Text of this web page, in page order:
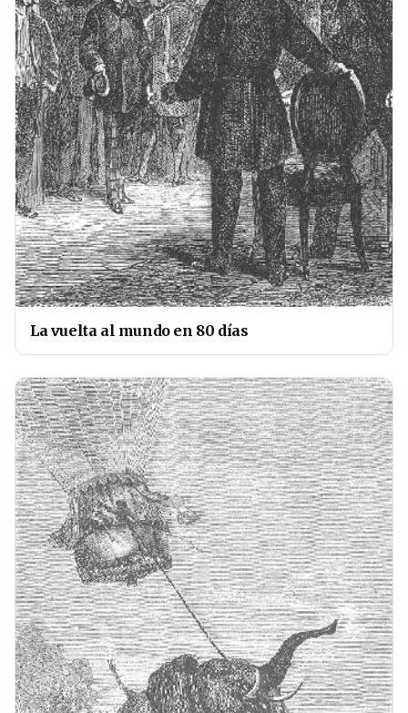
La vuelta al mundo en 80 días